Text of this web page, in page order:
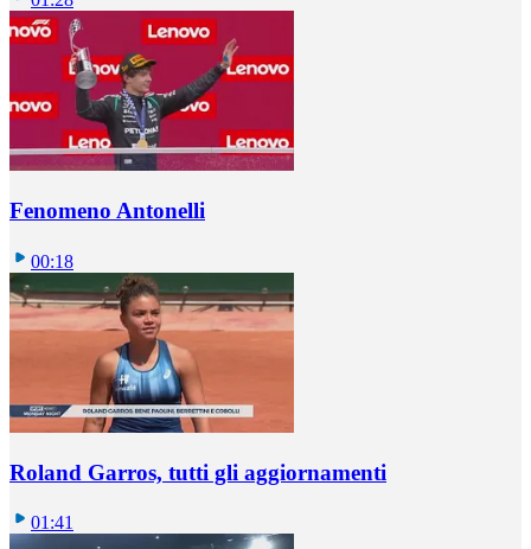
Fenomeno Antonelli
00:18
Roland Garros, tutti gli aggiornamenti
01:41